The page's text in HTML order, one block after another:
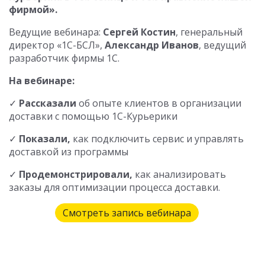
фирмой».
Ведущие вебинара: Сергей Костин, генеральный
директор «1С-БСЛ», Александр Иванов, ведущий
разработчик фирмы 1С.
На вебинаре:
✓ Рассказали об опыте клиентов в организации
доставки с помощью 1С-Курьерики
✓ Показали, как подключить сервис и управлять
доставкой из программы
✓ Продемонстрировали, как анализировать
заказы для оптимизации процесса доставки.
Смотреть запись вебинара